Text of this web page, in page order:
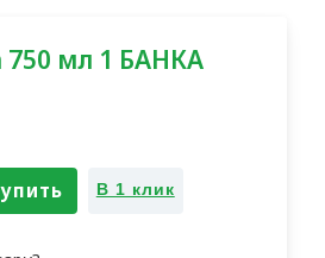
750 мл 1 БАНКА
В 1 клик